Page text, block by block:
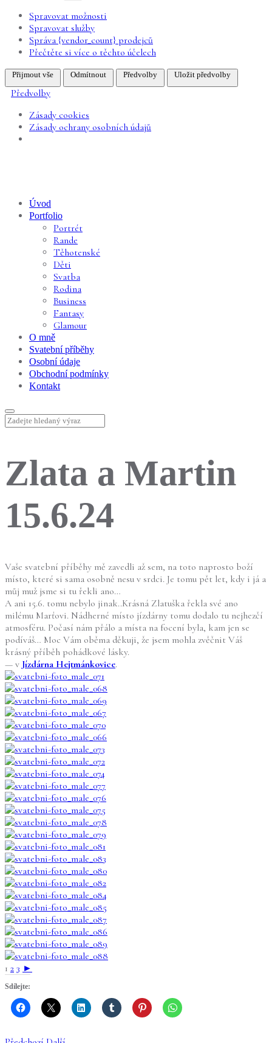
Spravovat možnosti
Spravovat služby
Správa {vendor_count} prodejců
Přečtěte si více o těchto účelech
Přijmout vše Odmítnout Předvolby Uložit předvolby
Předvolby
Zásady cookies
Zásady ochrany osobních údajů
Úvod
Portfolio
Portrét
Rande
Těhotenské
Děti
Svatba
Rodina
Business
Fantasy
Glamour
O mně
Svatební příběhy
Osobní údaje
Obchodní podmínky
Kontakt
Zlata a Martin
15.6.24
Vaše svatební příběhy mě zavedli až sem, na toto naprosto boží
místo, které si sama osobně nesu v srdci. Je tomu pět let, kdy i já a
můj muž jsme si tu řekli ano…
A ani 15.6. tomu nebylo jinak..Krásná Zlatuška řekla své ano
milému Marťovi. Nádherné místo jízdárny tomu dodalo tu nejhezčí
atmosféru. Počasí nám přálo a místa na focení byla, kam jen se
podíváš… Moc Vám oběma děkuji, že jsem mohla zvěčnit Váš
krásný příběh pohádkové lásky.
— v Jízdárna Hejtmánkovice.
1 2 3 ►
Sdílejte: